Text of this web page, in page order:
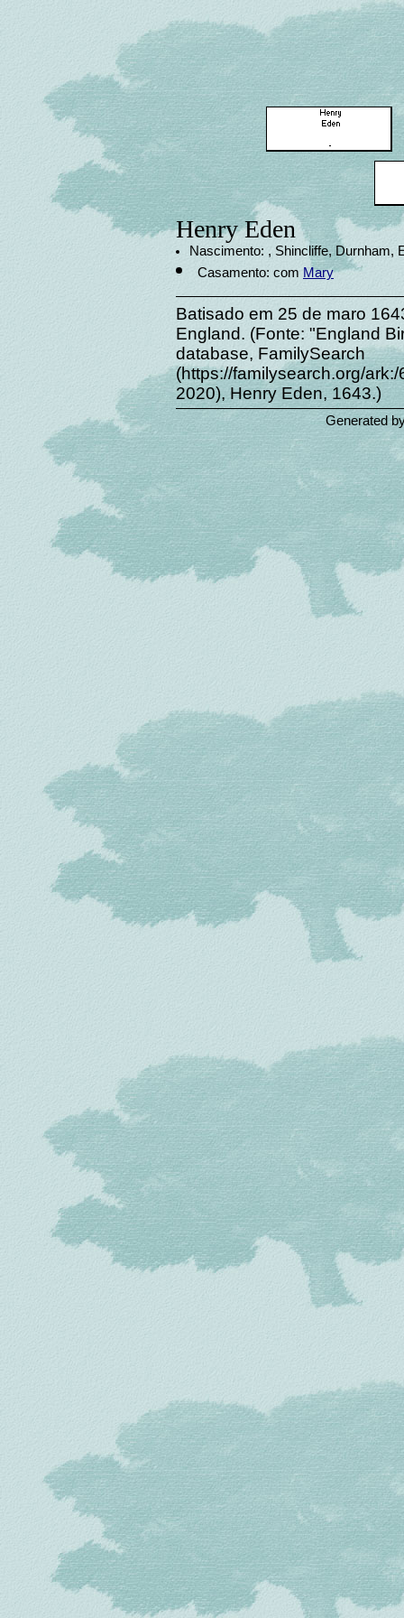
Henry Eden
Nascimento: , Shincliffe, Durnham,
Casamento: com Mary
Batisado em 25 de maro
England. (Fonte: "England
database, FamilySearch
(https://familysearch.org/
2020), Henry Eden, 1643.)
Generated